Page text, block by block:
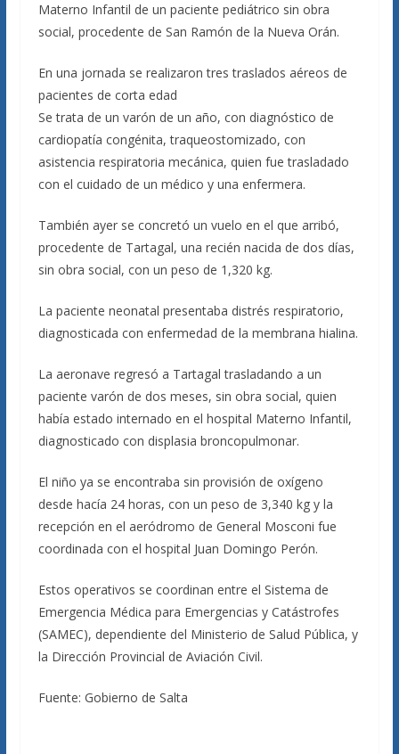
Materno Infantil de un paciente pediátrico sin obra
social, procedente de San Ramón de la Nueva Orán.
En una jornada se realizaron tres traslados aéreos de
pacientes de corta edad
Se trata de un varón de un año, con diagnóstico de
cardiopatía congénita, traqueostomizado, con
asistencia respiratoria mecánica, quien fue trasladado
con el cuidado de un médico y una enfermera.
También ayer se concretó un vuelo en el que arribó,
procedente de Tartagal, una recién nacida de dos días,
sin obra social, con un peso de 1,320 kg.
La paciente neonatal presentaba distrés respiratorio,
diagnosticada con enfermedad de la membrana hialina.
La aeronave regresó a Tartagal trasladando a un
paciente varón de dos meses, sin obra social, quien
había estado internado en el hospital Materno Infantil,
diagnosticado con displasia broncopulmonar.
El niño ya se encontraba sin provisión de oxígeno
desde hacía 24 horas, con un peso de 3,340 kg y la
recepción en el aeródromo de General Mosconi fue
coordinada con el hospital Juan Domingo Perón.
Estos operativos se coordinan entre el Sistema de
Emergencia Médica para Emergencias y Catástrofes
(SAMEC), dependiente del Ministerio de Salud Pública, y
la Dirección Provincial de Aviación Civil.
Fuente: Gobierno de Salta